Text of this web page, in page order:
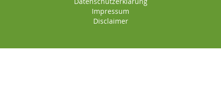
Impressum
Disclaimer